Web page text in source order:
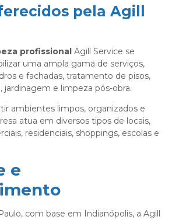
pela Agill
profissional Agill Service se
uma ampla gama de serviços,
e fachadas, tratamento de pisos,
jardinagem e limpeza pós-obra.
ambientes limpos, organizados e
atua em diversos tipos de locais,
residenciais, shoppings, escolas e
e
com base em Indianópolis, a Agill